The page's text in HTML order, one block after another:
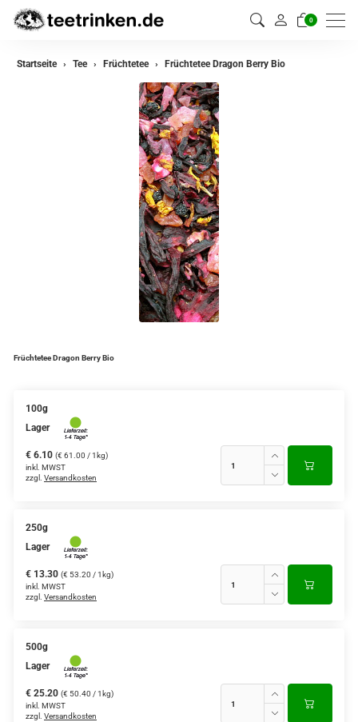
0
zurück
Teemischungen
Rooibos Tee
Aromatisierter Grüntee
Früchtetee
Startseite Tee Früchtetee Früchtetee Dragon Berry Bio
Früchtetee Dragon Berry Bio
100g
Lager
€ 6.10 (€ 61.00 / 1kg)
inkl. MWST
zzgl. Versandkosten
250g
Lager
€ 13.30 (€ 53.20 / 1kg)
inkl. MWST
zzgl. Versandkosten
500g
Lager
€ 25.20 (€ 50.40 / 1kg)
inkl. MWST
zzgl. Versandkosten